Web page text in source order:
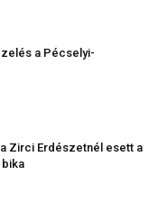
a Pécselyi-
Zirci Erdészetnél esett a